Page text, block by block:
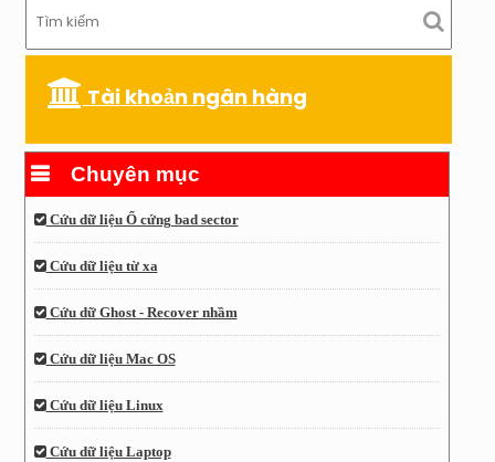
Tài khoản ngân hàng
Chuyên mục
Cứu dữ liệu Ổ cứng bad sector
Cứu dữ liệu từ xa
Cứu dữ Ghost - Recover nhầm
Cứu dữ liệu Mac OS
Cứu dữ liệu Linux
Cứu dữ liệu Laptop